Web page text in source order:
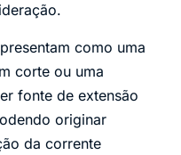
como uma
corte ou uma
fonte de extensão
originar
da corrente